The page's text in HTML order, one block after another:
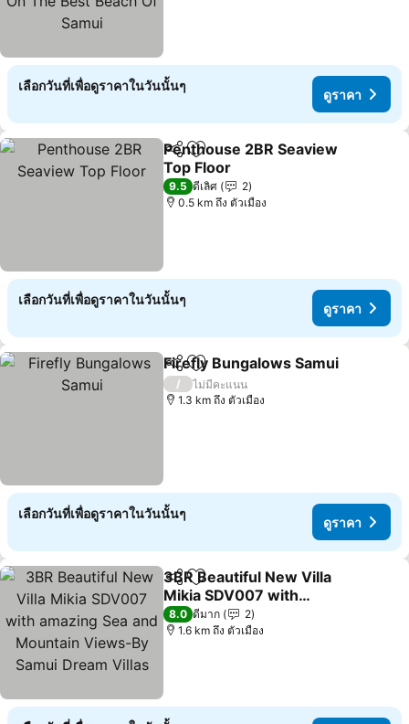
เลือกวันที่เพื่อดูราคาในวันนั้นๆ
ดูราคา
แชร์ เพิ่มในรายการโปรด
Penthouse 2BR Seaview
Top Floor
ดูราคา
9.5 ดีเลิศ
2
0.5 km ถึง ตัวเมือง
เลือกวันที่เพื่อดูราคาในวันนั้นๆ
ดูราคา
แชร์ เพิ่มในรายการโปรด
Firefly Bungalows Samui
/
ไม่มีคะแนน
1.3 km ถึง ตัวเมือง
เลือกวันที่เพื่อดูราคาในวันนั้นๆ
ดูราคา
แชร์ เพิ่มในรายการโปรด
3BR Beautiful New Villa
Mikia SDV007 with
amazing Sea and
Mountain Views-By
ดูราคา
8.0 ดีมาก
2
1.6 km ถึง ตัวเมือง